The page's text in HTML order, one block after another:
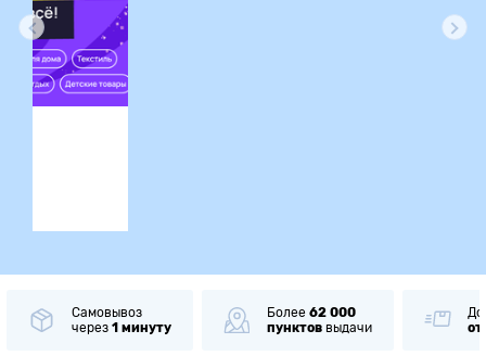
Самовывоз
через 1 минуту
Более 62 000
пунктов выдачи